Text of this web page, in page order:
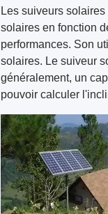
Les suiveurs
solaires en fonction
performances. Son
solaires. Le suiveur
généralement, un
pouvoir calculer